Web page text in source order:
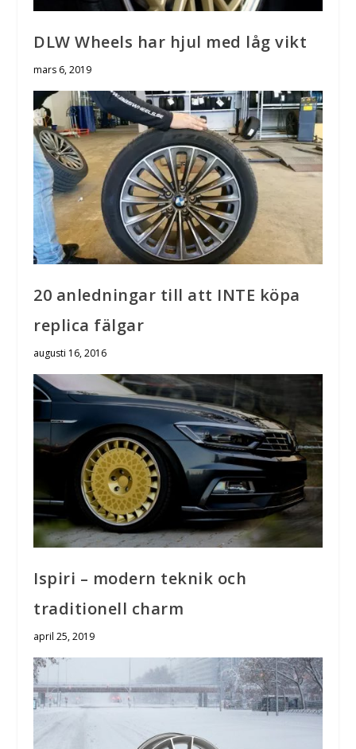
DLW Wheels har hjul med låg vikt
mars 6, 2019
20 anledningar till att INTE köpa
replica fälgar
augusti 16, 2016
Ispiri – modern teknik och
traditionell charm
april 25, 2019